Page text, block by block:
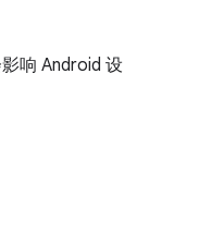
响 Android 设